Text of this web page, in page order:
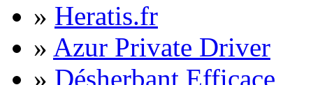
» Heratis.fr
» Azur Private Driver
» Désherbant Efficace